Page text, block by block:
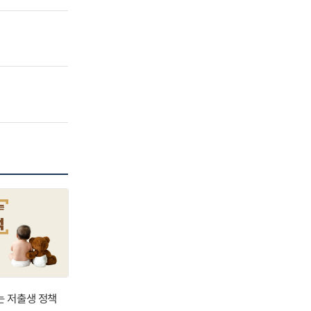
저출생 정책